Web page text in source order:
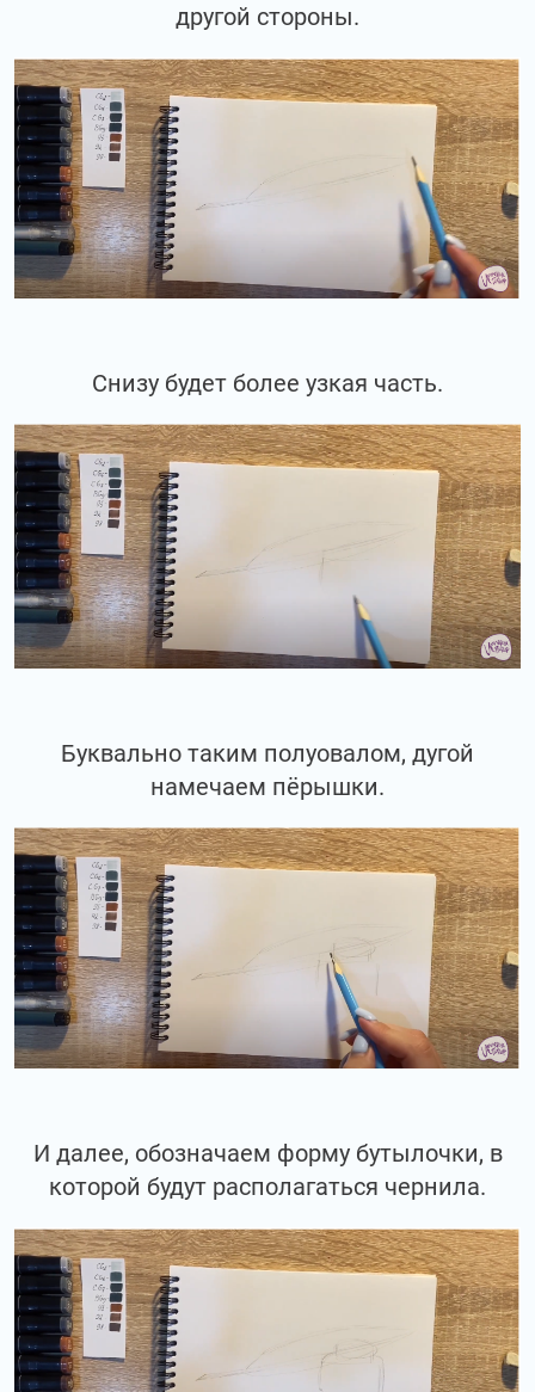
другой стороны.
Снизу будет более узкая часть.
Буквально таким полуовалом, дугой
намечаем пёрышки.
И далее, обозначаем форму бутылочки, в
которой будут располагаться чернила.